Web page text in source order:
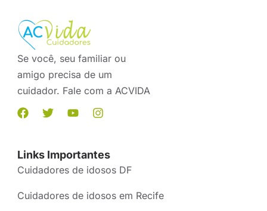
Se você, seu familiar ou
amigo precisa de um
cuidador. Fale com a ACVIDA
Links Importantes
Cuidadores de idosos DF
Cuidadores de idosos em Recife